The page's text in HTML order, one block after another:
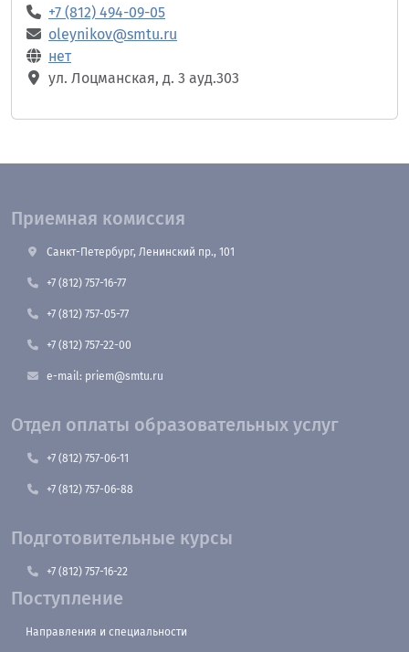
+7 (812) 494-09-05
oleynikov@smtu.ru
нет
ул. Лоцманская, д. 3 ауд.303
Приемная комиссия
Санкт-Петербург, Ленинский пр., 101
+7 (812) 757-16-77
+7 (812) 757-05-77
+7 (812) 757-22-00
e-mail: priem@smtu.ru
Отдел оплаты образовательных услуг
+7 (812) 757-06-11
+7 (812) 757-06-88
Подготовительные курсы
+7 (812) 757-16-22
Поступление
Направления и специальности